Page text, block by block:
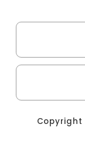
Copyright